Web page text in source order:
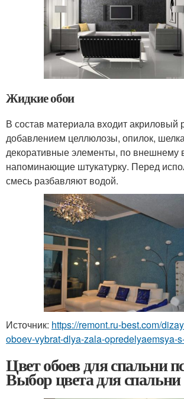
Жидкие обои
В состав материала входит акриловый
добавлением целлюлозы, опилок,
декоративные элементы, по внешнему
напоминающие штукатурку. Перед
смесь разбавляют водой.
Источник: https://remont.ru-best.com/
oboev-vybrat-dlya-zala-opredelyaemsya-
Цвет обоев для спальни
Выбор цвета для спальни